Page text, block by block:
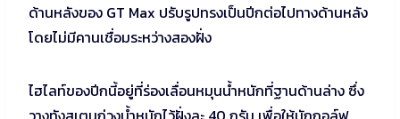
ด้านหลังของ GT Max ปรับรูปทรงเป็นปีกต่อไปทางด้านหลัง
โดยไม่มีคานเชื่อมระหว่างสองฝั่ง
ไฮไลท์ของปีกนี้อยู่ที่ร่องเลื่อนหมุนน้ำหนักที่ฐานด้านล่าง ซึ่ง